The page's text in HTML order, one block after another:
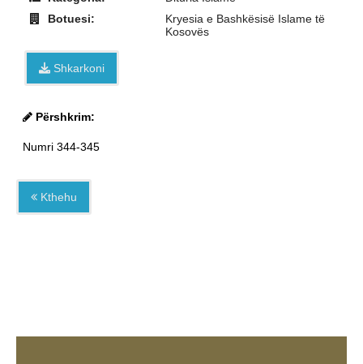
Botuesi:
Kryesia e Bashkësisë Islame të
Kosovës
Shkarkoni
Përshkrim:
Numri 344-345
Kthehu